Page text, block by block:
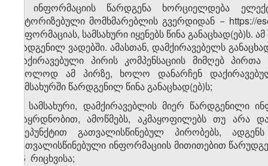
ბ) ინფორმაციის წარდგენა ხორციელდება
ავტორიზებული მომხმარებლის გვერდიდან − https://
ინფორმაციას, სამსახური იყენებს წინა
დადგენილ ვადებში. ამასთან, დამქირავებელს
დაქირავებული პირის კომპენსაციის მიმღებ
მხოლოდ ამ პირზე, ხოლო დანარჩენ
სამსახურში წარდგენილ წინა განაცხად(ებ)ს;
გ) სამსახური, დამქირავებლის მიერ წარდგენილი
დაყრდნობით, ამოწმებს, აკმაყოფილებს თუ არა
ქვეპუნქტით გათვალისწინებულ პირობებს,
გათვალისწინებული ინფორმაციის მითითებით
25 რიცხვისა;